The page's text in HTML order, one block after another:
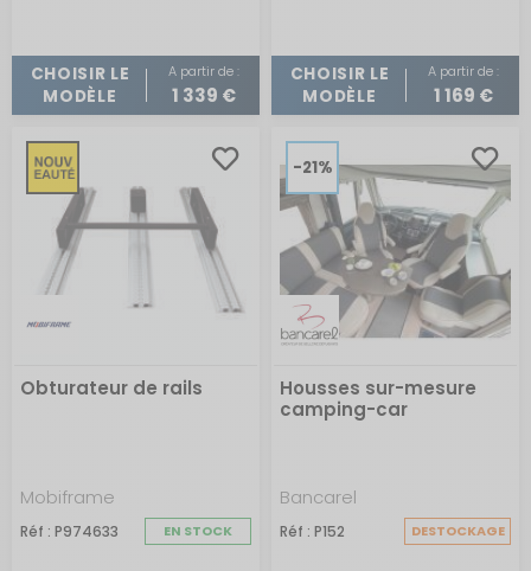
en matériauxrésistants tels que le polyester,
garantissant leurdurabilité
esthétiques.
Cependant, il faut noter qu'une housse universelle peut
ne pas épouser parfaitement les formes spécifiques de
votre banquette ou de votre siège. Il faut donc bien
vérifier les dimensions avant l'achat.
Compatibilité de la housse : fiat ducato, challenger
ford, chausson, burstner, adria, pilote, hymer,
Pour une protection sur mesure de vos sièges, la
compatibilité avec le modèle de votre véhicule est
spécifiquement pour certains modèles de camping-car
et grandes marques de camping-car.
Zoom sur les sièges de cabine de camping-
car
CHOISIR LE
MODÈLE
A partir de :
1 339 €
CHOISIR LE
MODÈLE
A partir de :
1 169 €
Obturateur de rails
Mobiframe
Réf : P974633 EN STOCK
-21%
Housses sur-mesure
camping-car
Bancarel
Réf : P152 DESTOCKAGE